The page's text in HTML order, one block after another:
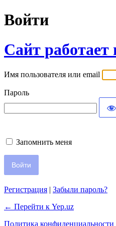
Войти
Сайт работает
Имя пользователя или email
Пароль
Запомнить меня
Регистрация | Забыли пароль?
← Перейти к Yep.uz
Политика конфиденциальности